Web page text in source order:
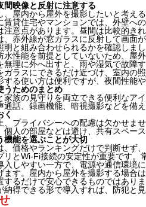
間映像と反射に注意する
、屋内から屋外を撮影したいと考え
賃貸住宅やマンションでは、外壁へ
注意点があります。昼間は比較的
赤外線が窓ガラスに反射して画面
と組み合わせられるかを確認しま
水性能を前提としていないため、
理に外へ出すと、雨や湿気で故障
ガラスにできるだけ近づけ、室内の
する使い方は便利ですが、夜間性能
うためのまとめ
家族の見守りを両立できる便利なア
話、録画機能、暗視撮影などを備
く
、プライバシーへの配慮は欠かせま
人の部屋などは避け、共有スペー
機能を選ぶことが大切
、価格やランキングだけで判断せず
とWi-Fi接続の安定性が重要です
入しやすい一方で、電源や通信環境
す。屋内から屋外を撮影する場合
するだけで安心できるものではあり
得できる形で導入すれば、防犯と